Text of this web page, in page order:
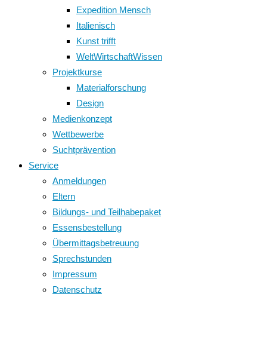
Expedition Mensch
Italienisch
Kunst trifft
WeltWirtschaftWissen
Projektkurse
Materialforschung
Design
Medienkonzept
Wettbewerbe
Suchtprävention
Service
Anmeldungen
Eltern
Bildungs- und Teilhabepaket
Essensbestellung
Übermittagsbetreuung
Sprechstunden
Impressum
Datenschutz